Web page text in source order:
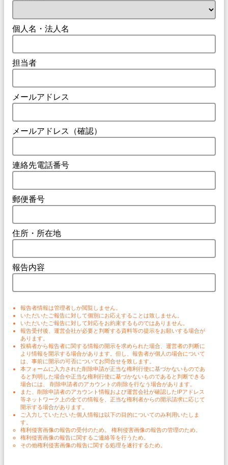
個人名・法人名
担当者
メールアドレス
メールアドレス（確認）
連絡先電話番号
郵便番号
住所・所在地
報告内容
報告者情報は管理者しか閲覧しません。
いただいたご報告に対して個別にお応えすることは致しません。
いただいたご報告に対して対応をお約束するものではありません。
報告受付後、運営会社が必要と判断する資料等の提示をお願いする場合が
あります。
投稿者から報告者に関する情報の開示を求められた場合、運営者の判断に
より情報を開示する場合があります。但し、報告者が個人の場合について
は、事前に開示の可否についてお問合せを致します。
本フォームに入力された削除申請が正当な権利行使に基づかないものであ
ると判明した場合や正当な権利行使に基づかないものであると判断できる
場合には、 削除申請者のアカウントの削除を行なう場合があります。
また、削除申請者のアカウント情報および運営会社が確認したIPアドレス
等ネットワーク上の全ての情報を、正当な権利者からの開示請求に応じて
開示する場合があります。
ご入力していただいた個人情報は以下の目的についてのみ利用いたしま
す。
権利侵害画像の報告の受付のため。 権利侵害画像の報告の管理のため。
権利侵害画像の報告に関するご連絡等を行うため。
その他権利侵害画像の報告に関する処理を遂行するため。